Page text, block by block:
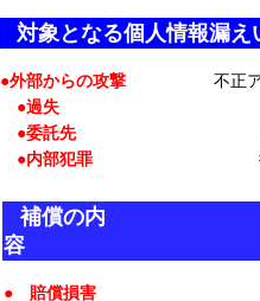
対象となる個人情報漏え
●外部からの攻撃 不正アクセ
●過失 セキュリティ
●委託先委託先での
●内部犯罪
従業員、派
補償の内
容
● 賠償損害